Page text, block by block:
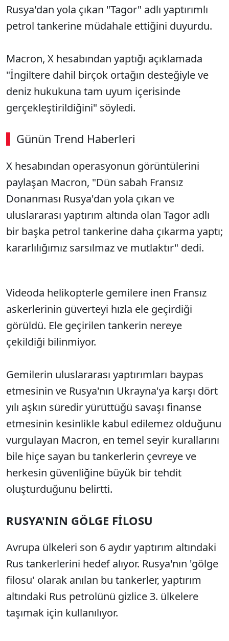
Rusya'dan yola çıkan "Tagor" adlı yaptırımlı
petrol tankerine müdahale ettiğini duyurdu.
Macron, X hesabından yaptığı açıklamada
"İngiltere dahil birçok ortağın desteğiyle ve
deniz hukukuna tam uyum içerisinde
gerçekleştirildiğini" söyledi.
Günün Trend Haberleri
X hesabından operasyonun görüntülerini
paylaşan Macron, "Dün sabah Fransız
Donanması Rusya'dan yola çıkan ve
uluslararası yaptırım altında olan Tagor adlı
bir başka petrol tankerine daha çıkarma yaptı;
kararlılığımız sarsılmaz ve mutlaktır" dedi.
Videoda helikopterle gemilere inen Fransız
askerlerinin güverteyi hızla ele geçirdiği
görüldü. Ele geçirilen tankerin nereye
çekildiği bilinmiyor.
Gemilerin uluslararası yaptırımları baypas
etmesinin ve Rusya'nın Ukrayna'ya karşı dört
yılı aşkın süredir yürüttüğü savaşı finanse
etmesinin kesinlikle kabul edilemez olduğunu
vurgulayan Macron, en temel seyir kurallarını
bile hiçe sayan bu tankerlerin çevreye ve
herkesin güvenliğine büyük bir tehdit
oluşturduğunu belirtti.
RUSYA'NIN GÖLGE FİLOSU
Avrupa ülkeleri son 6 aydır yaptırım altındaki
Rus tankerlerini hedef alıyor. Rusya'nın 'gölge
filosu' olarak anılan bu tankerler, yaptırım
altındaki Rus petrolünü gizlice 3. ülkelere
taşımak için kullanılıyor.